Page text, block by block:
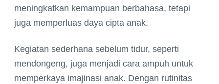
meningkatkan kemampuan berbahasa, tetapi
juga memperluas daya cipta anak.
Kegiatan sederhana sebelum tidur, seperti
mendongeng, juga menjadi cara ampuh untuk
memperkaya imajinasi anak. Dengan rutinitas